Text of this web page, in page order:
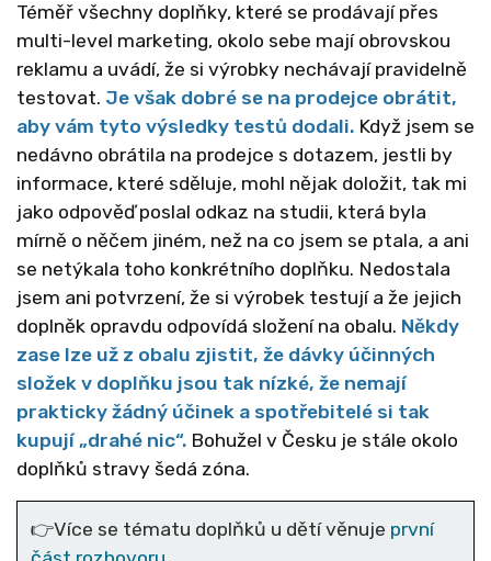
Téměř všechny doplňky, které se prodávají přes
multi-level marketing, okolo sebe mají obrovskou
reklamu a uvádí, že si výrobky nechávají pravidelně
testovat. Je však dobré se na prodejce obrátit,
aby vám tyto výsledky testů dodali. Když jsem se
nedávno obrátila na prodejce s dotazem, jestli by
informace, které sděluje, mohl nějak doložit, tak mi
jako odpověď poslal odkaz na studii, která byla
mírně o něčem jiném, než na co jsem se ptala, a ani
se netýkala toho konkrétního doplňku. Nedostala
jsem ani potvrzení, že si výrobek testují a že jejich
doplněk opravdu odpovídá složení na obalu. Někdy
zase lze už z obalu zjistit, že dávky účinných
složek v doplňku jsou tak nízké, že nemají
prakticky žádný účinek a spotřebitelé si tak
kupují „drahé nic“. Bohužel v Česku je stále okolo
doplňků stravy šedá zóna.
👉Více se tématu doplňků u dětí věnuje první